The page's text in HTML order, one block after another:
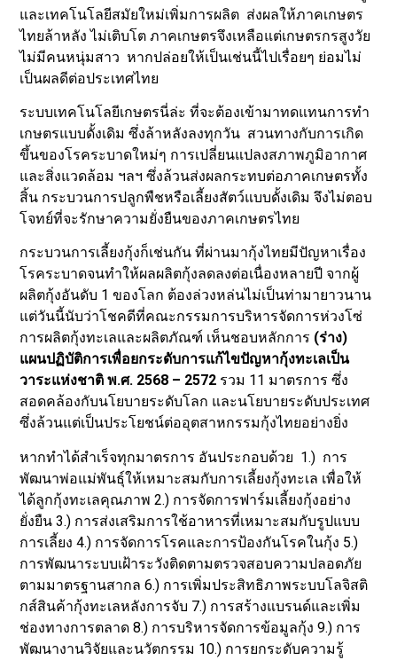
และเทคโนโลยีสมัยใหม่เพิ่มการผลิต ส่งผลให้ภาคเกษตร
ไทยล้าหลัง ไม่เติบโต ภาคเกษตรจึงเหลือแต่เกษตรกรสูงวัย
ไม่มีคนหนุ่มสาว หากปล่อยให้เป็นเช่นนี้ไปเรื่อยๆ ย่อมไม่
เป็นผลดีต่อประเทศไทย
ระบบเทคโนโลยีเกษตรนี่ล่ะ ที่จะต้องเข้ามาทดแทนการทำ
เกษตรแบบดั้งเดิม ซึ่งล้าหลังลงทุกวัน สวนทางกับการเกิด
ขึ้นของโรคระบาดใหม่ๆ การเปลี่ยนแปลงสภาพภูมิอากาศ
และสิ่งแวดล้อม ฯลฯ ซึ่งล้วนส่งผลกระทบต่อภาคเกษตรทั้ง
สิ้น กระบวนการปลูกพืชหรือเลี้ยงสัตว์แบบดั้งเดิม จึงไม่ตอบ
โจทย์ที่จะรักษาความยั่งยืนของภาคเกษตรไทย
กระบวนการเลี้ยงกุ้งก็เช่นกัน ที่ผ่านมากุ้งไทยมีปัญหาเรื่อง
โรคระบาดจนทำให้ผลผลิตกุ้งลดลงต่อเนื่องหลายปี จากผู้
ผลิตกุ้งอันดับ 1 ของโลก ต้องล่วงหล่นไม่เป็นท่ามายาวนาน
แต่วันนี้นับว่าโชคดีที่คณะกรรมการบริหารจัดการห่วงโซ่
การผลิตกุ้งทะเลและผลิตภัณฑ์ เห็นชอบหลักการ (ร่าง)
แผนปฏิบัติการเพื่อยกระดับการแก้ไขปัญหากุ้งทะเลเป็น
วาระแห่งชาติ พ.ศ. 2568 – 2572 รวม 11 มาตรการ ซึ่ง
สอดคล้องกับนโยบายระดับโลก และนโยบายระดับประเทศ
ซึ่งล้วนแต่เป็นประโยชน์ต่ออุตสาหกรรมกุ้งไทยอย่างยิ่ง
หากทำได้สำเร็จทุกมาตรการ อันประกอบด้วย 1.) การ
พัฒนาพ่อแม่พันธุ์ให้เหมาะสมกับการเลี้ยงกุ้งทะเล เพื่อให้
ได้ลูกกุ้งทะเลคุณภาพ 2.) การจัดการฟาร์มเลี้ยงกุ้งอย่าง
ยั่งยืน 3.) การส่งเสริมการใช้อาหารที่เหมาะสมกับรูปแบบ
การเลี้ยง 4.) การจัดการโรคและการป้องกันโรคในกุ้ง 5.)
การพัฒนาระบบเฝ้าระวังติดตามตรวจสอบความปลอดภัย
ตามมาตรฐานสากล 6.) การเพิ่มประสิทธิภาพระบบโลจิสติ
กส์สินค้ากุ้งทะเลหลังการจับ 7.) การสร้างแบรนด์และเพิ่ม
ช่องทางการตลาด 8.) การบริหารจัดการข้อมูลกุ้ง 9.) การ
พัฒนางานวิจัยและนวัตกรรม 10.) การยกระดับความรู้